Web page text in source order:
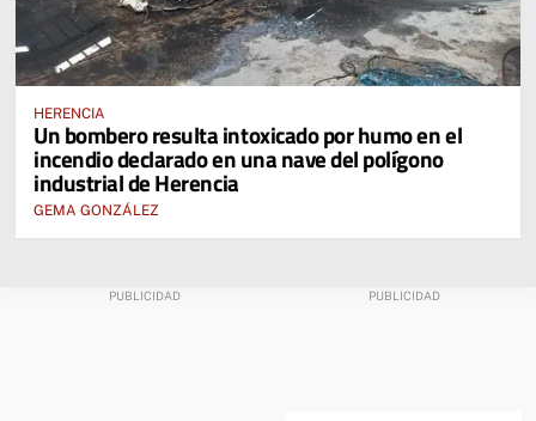
HERENCIA
Un bombero resulta intoxicado por humo en el
incendio declarado en una nave del polígono
industrial de Herencia
GEMA GONZÁLEZ